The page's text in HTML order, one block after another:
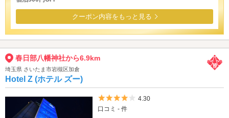
クーポン内容をもっと見る
春日部八幡神社から6.9km
埼玉県 さいたま市岩槻区加倉
Hotel Z (ホテル ズー)
5つ星のうち4
4.30
口コミ - 件